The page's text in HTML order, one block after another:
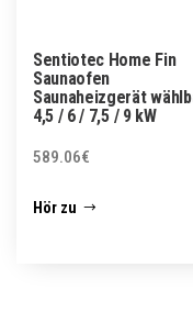
Sentiotec Home Fin
Saunaofen
Saunaheizgerät
4,5 / 6 / 7,5 / 9 kW
589.06€
Hör zu